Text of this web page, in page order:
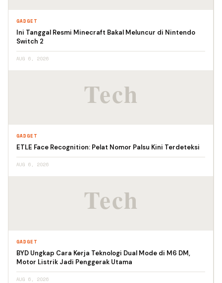
GADGET
Ini Tanggal Resmi Minecraft Bakal Meluncur di Nintendo
Switch 2
AUG 6, 2026
GADGET
ETLE Face Recognition: Pelat Nomor Palsu Kini Terdeteksi
AUG 6, 2026
GADGET
BYD Ungkap Cara Kerja Teknologi Dual Mode di M6 DM,
Motor Listrik Jadi Penggerak Utama
AUG 6, 2026